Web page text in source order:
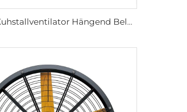
1100mm Kuhstallventilator Hängend Belüftung Kühlung Abzugslüfter mit großem Luftdurchsatz negativer Druckzentifugallüfter Landwirtschaft